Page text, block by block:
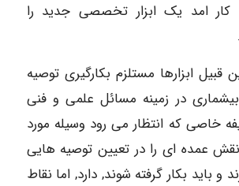
امد یک ابزار تخصصی جدید را
قبیل ابزارها مستلزم بکارگیری توصیه
در زمینه مسائل علمی و فنی
خاصی که انتظار می رود وسیله مورد
عمده ای را در تعیین توصیه هایی
و باید بکار گرفته شوند, دارد, اما نقاط